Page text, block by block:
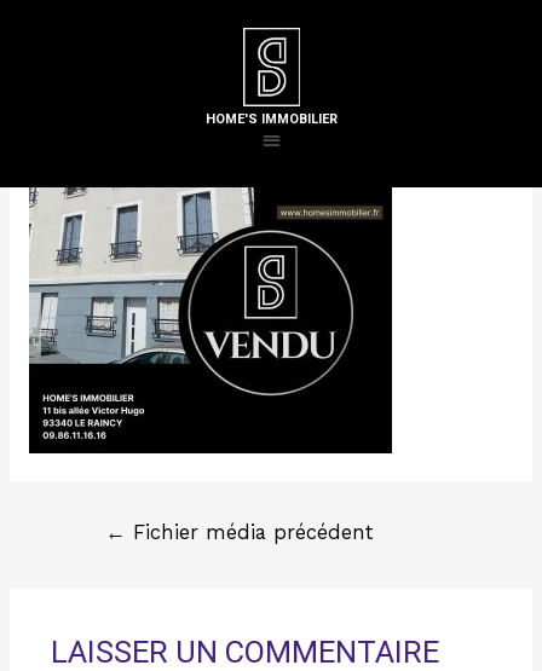
HOME'S IMMOBILIER
/ Par
← Fichier média précédent
LAISSER UN COMMENTAIRE